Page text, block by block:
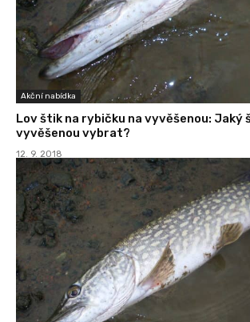
Akční nabídka
Lov štik na rybičku na vyvěšenou: Jaký
vyvěšenou vybrat?
12. 9. 2018